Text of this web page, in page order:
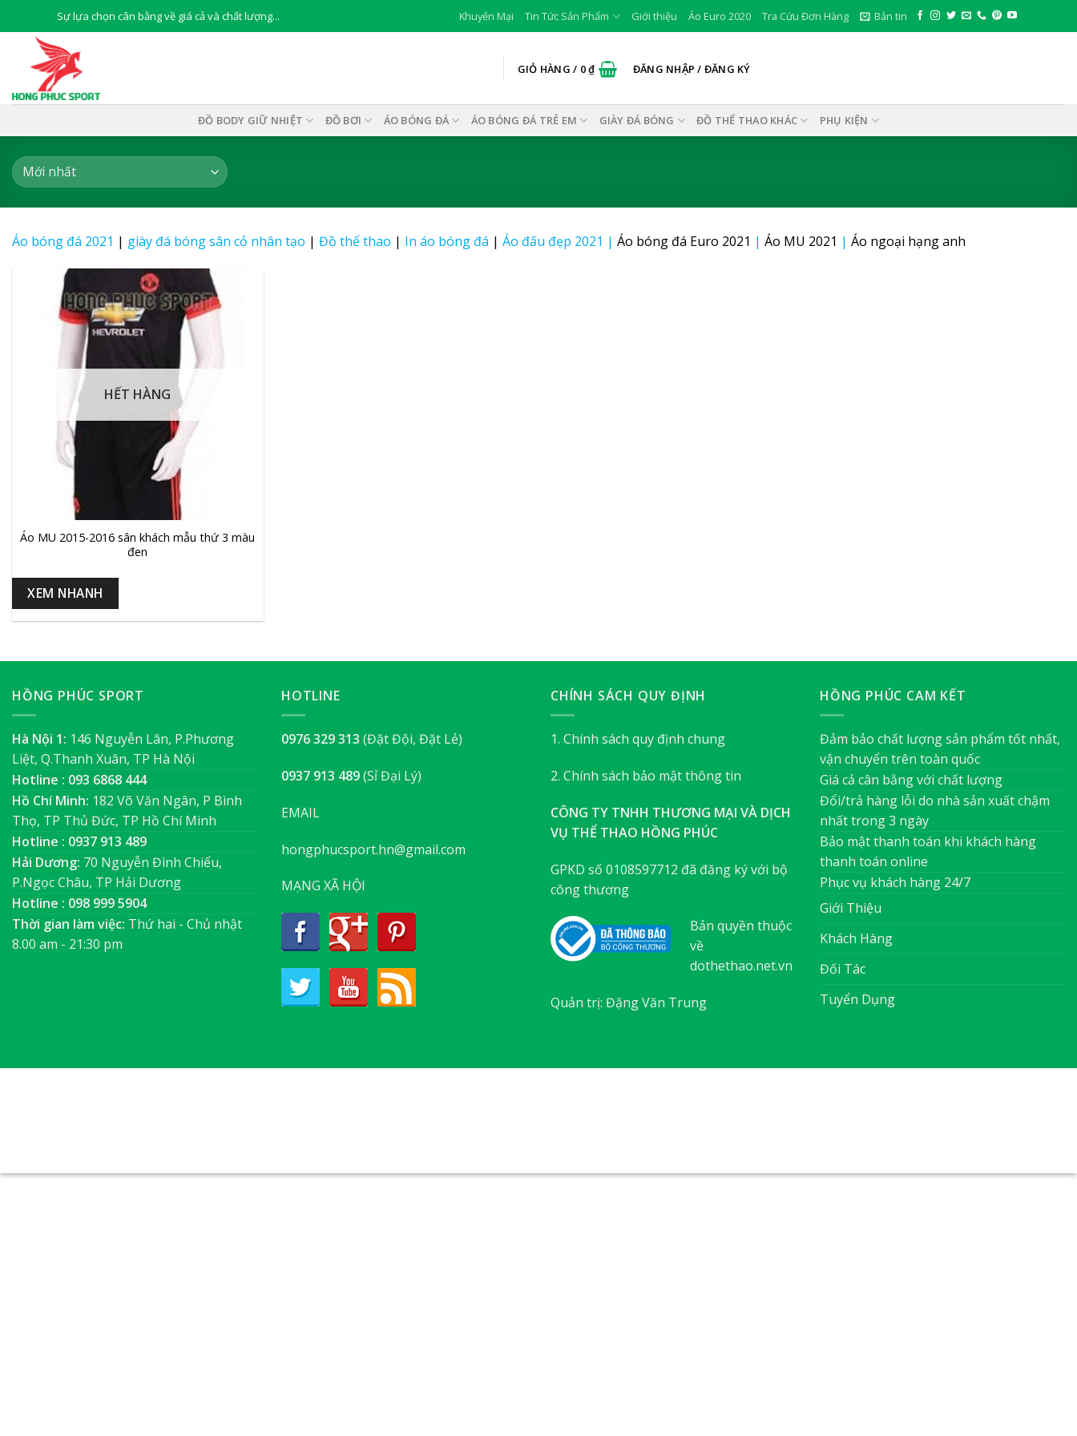
to
content
Sự lựa chọn cân bằng về giá cả và chất lượng... Khuyến Mại Tin Tức Sản Phẩm Giới thiệu Áo Euro 2020 Tra Cứu Đơn Hàng Bản tin
GIỎ HÀNG / 0₫ ĐĂNG NHẬP / ĐĂNG KÝ
ĐỒ BODY GIỮ NHIỆT ĐỒ BƠI ÁO BÓNG ĐÁ ÁO BÓNG ĐÁ TRẺ EM GIÀY ĐÁ BÓNG ĐỒ THỂ THAO KHÁC PHỤ KIỆN
Áo bóng đá 2021 | giày đá bóng sân cỏ nhân tạo | Đồ thể thao | In áo bóng đá | Áo đấu đẹp 2021 | Áo bóng đá Euro 2021 | Áo MU 2021 | Áo ngoại hạng anh
HẾT HÀNG
Áo MU 2015-2016 sân khách mẫu thứ 3 màu
đen
XEM NHANH
HỒNG PHÚC SPORT
Hà Nội 1: 146 Nguyễn Lân, P.Phương
Liệt, Q.Thanh Xuân, TP Hà Nội
Hotline : 093 6868 444
Hồ Chí Minh: 182 Võ Văn Ngân, P Bình
Thọ, TP Thủ Đức, TP Hồ Chí Minh
Hotline : 0937 913 489
Hải Dương: 70 Nguyễn Đình Chiểu,
P.Ngọc Châu, TP Hải Dương
Hotline : 098 999 5904
Thời gian làm việc: Thứ hai - Chủ nhật
8.00 am - 21:30 pm
HOTLINE
0976 329 313 (Đặt Đội, Đặt Lẻ)
0937 913 489(Sỉ Đại Lý)
EMAIL
hongphucsport.hn@gmail.com
MẠNG XÃ HỘI
CHÍNH SÁCH QUY ĐỊNH
1. Chính sách quy định chung
2. Chính sách bảo mật thông tin
CÔNG TY TNHH THƯƠNG MẠI VÀ DỊCH
VỤ THỂ THAO HỒNG PHÚC
GPKD số 0108597712 đã đăng ký với bộ
công thương
Bản quyền thuộc
về
dothethao.net.vn
Quản trị: Đặng Văn Trung
HỒNG PHÚC CAM KẾT
Đảm bảo chất lượng sản phẩm tốt nhất,
vận chuyển trên toàn quốc
Giá cả cân bằng với chất lượng
Đổi/trả hàng lỗi do nhà sản xuất chậm
nhất trong 3 ngày
Bảo mật thanh toán khi khách hàng
thanh toán online
Phục vụ khách hàng 24/7
Giới Thiệu
Khách Hàng
Đối Tác
Tuyển Dụng